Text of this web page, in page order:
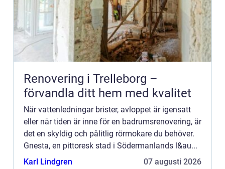
Renovering i Trelleborg –
förvandla ditt hem med kvalitet
När vattenledningar brister, avloppet är igensatt
eller när tiden är inne för en badrumsrenovering, är
det en skyldig och pålitlig rörmokare du behöver.
Gnesta, en pittoresk stad i Södermanlands l&au...
Karl Lindgren
07 augusti 2026